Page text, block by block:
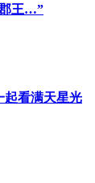
王…”
起看满天星光